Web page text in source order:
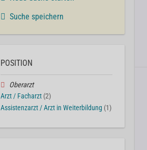
Suche speichern
POSITION
Oberarzt
Arzt / Facharzt (2)
Assistenzarzt / Arzt in Weiterbildung (1)